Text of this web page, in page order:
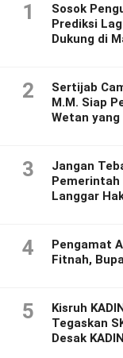
1
Sosok
Prediksi
Dukung di
2
Sertijab
M.M. Siap
Wetan
3
Jangan
Pemerintah
Langgar
4
Pengamat
Fitnah,
5
Kisruh
Tegaskan
Desak